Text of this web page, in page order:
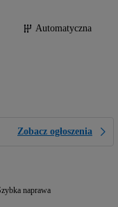
Automatyczna
Zobacz ogłoszenia
naprawa